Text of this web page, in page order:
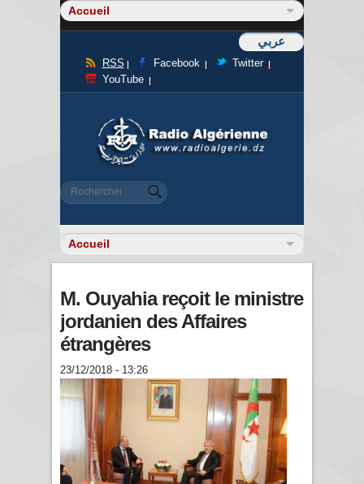
عربي
RSS Facebook
Twitter
YouTube
Formulaire de recherche
Rechercher
M. Ouyahia reçoit le ministre
jordanien des Affaires
étrangères
23/12/2018 - 13:26